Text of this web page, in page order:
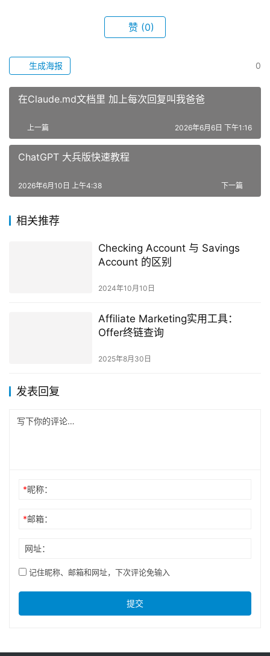
赞 (0)
0
生成海报
在Claude.md文档里 加上每次回复叫我爸爸
上一篇 2026年6月6日 下午1:16
ChatGPT 大兵版快速教程
下一篇
2026年6月10日 上午4:38
相关推荐
Checking Account 与 Savings
Account 的区别
2024年10月10日
Affiliate Marketing实用工具：
Offer终链查询
2025年8月30日
发表回复
*昵称：
*邮箱：
网址：
记住昵称、邮箱和网址，下次评论免输入
提交